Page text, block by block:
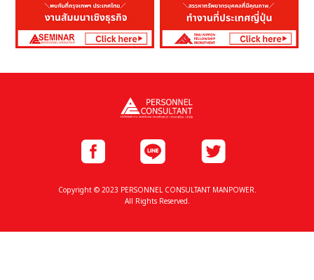
Copyright © 2023 PERSONNEL CONSULTANT MANPOWER.
All Rights Reserved.